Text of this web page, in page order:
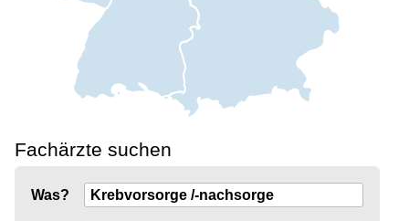
Fachärzte suchen
Was?